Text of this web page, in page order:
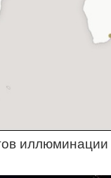
иллюминации